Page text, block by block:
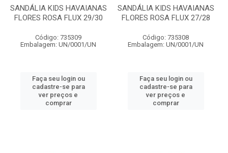
SANDÁLIA KIDS HAVAIANAS
FLORES ROSA FLUX 29/30
Código: 735309
Embalagem: UN/0001/UN
Faça seu login ou
cadastre-se para
ver preços e
comprar
SANDÁLIA KIDS HAVAIANAS
FLORES ROSA FLUX 27/28
Código: 735308
Embalagem: UN/0001/UN
Faça seu login ou
cadastre-se para
ver preços e
comprar